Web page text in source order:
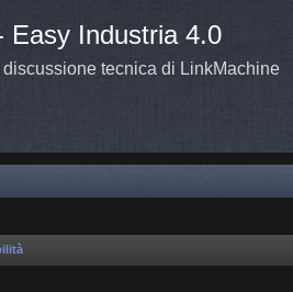
Easy Industria 4.0
tecnica di LinkMachine